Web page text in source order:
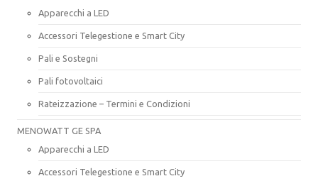
Apparecchi a LED
Accessori Telegestione e Smart City
Pali e Sostegni
Pali fotovoltaici
Rateizzazione – Termini e Condizioni
MENOWATT GE SPA
Apparecchi a LED
Accessori Telegestione e Smart City